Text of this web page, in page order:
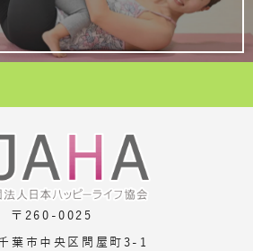
〒260-0025
葉市中央区問屋町3-1